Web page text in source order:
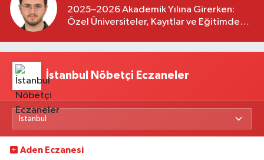
2025–2026 Akademik Yılına Girerken:
Özel Üniversiteler, Kayıtlar ve Eğitimde
İstanbul Nöbetçi Eczaneler
Aden Eczanesi